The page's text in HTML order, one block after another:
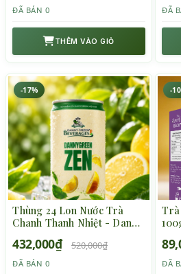
ĐÃ BÁN 0
THÊM VÀO GIỎ
ĐÃ
-17%
Thùng 24 Lon Nước Trà
Chanh Thanh Nhiệt - Danny
432,000₫ 520,000₫
ĐÃ BÁN 0
-
Trà
ĐÃ